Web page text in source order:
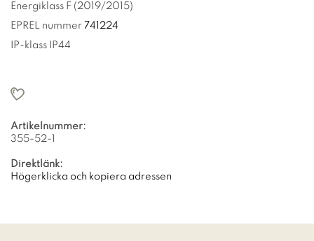
Energiklass F (2019/2015)
EPREL nummer 741224
IP-klass IP44
Artikelnummer:
355-52-1
Direktlänk:
Högerklicka och kopiera adressen